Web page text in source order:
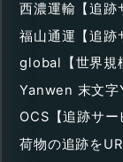
西濃運輸【追跡
福山通運【追跡
global【世界規
Yanwen 末文字
OCS【追跡サー
荷物の追跡を